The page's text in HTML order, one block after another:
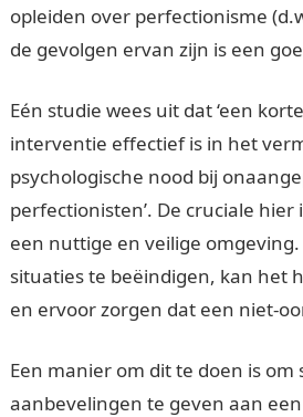
opleiden over perfectionisme
de gevolgen ervan zijn is een
Eén studie wees uit dat ‘een
interventie effectief is in het
psychologische nood bij
perfectionisten’. De cruciale hier
een nuttige en veilige
situaties te beëindigen, kan het
en ervoor zorgen dat een niet-
Een manier om dit te doen is
aanbevelingen te geven aan